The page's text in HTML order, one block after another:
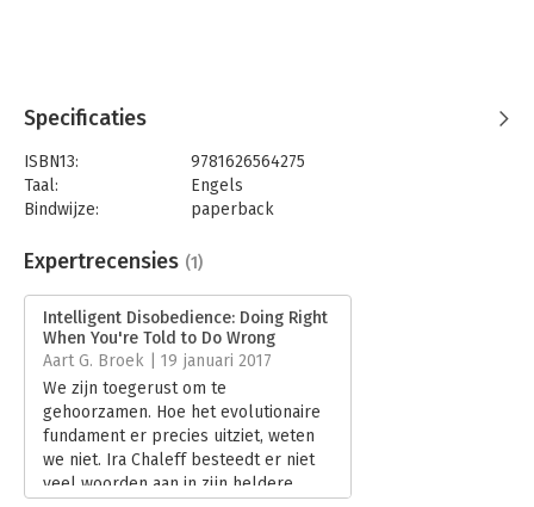
Specificaties
ISBN13:
9781626564275
Taal:
Engels
Bindwijze:
paperback
Uitgever:
Berrett-Koehler
Hoofdrubriek: Psychologie
Expertrecensies (1)
Intelligent Disobedience: Doing Right
When You're Told to Do Wrong
Aart G. Broek | 19 januari 2017
We zijn toegerust om te
gehoorzamen. Hoe het evolutionaire
fundament er precies uitziet, weten
we niet. Ira Chaleff besteedt er niet
veel woorden aan in zijn heldere